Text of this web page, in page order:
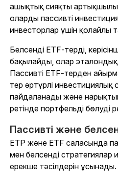
ашықтық сияқты
оларды пассивті
инвесторлар үшін қолайлы
Белсенді ETF-терді,
бақылайды, олар
Пассивті ETF-терден
тер әртүрлі инвестициялық
пайдаланады және
ретінде портфельді бөлуді
Пассивті және
ETP және ETF саласында
мен белсенді стратегиялар
ерекше тәсілдерін ұсынады.